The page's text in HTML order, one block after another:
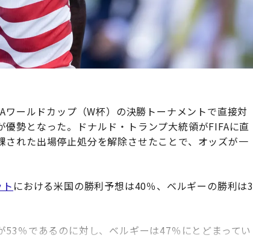
ールドカップ（W杯）の決勝トーナメントで直接対
勢となった。ドナルド・トランプ大統領がFIFAに直
れた出場停止処分を解除させたことで、オッズが一
における米国の勝利予想は40％、ベルギーの勝利は3
％であるのに対し、ベルギーは47％にとどまってい